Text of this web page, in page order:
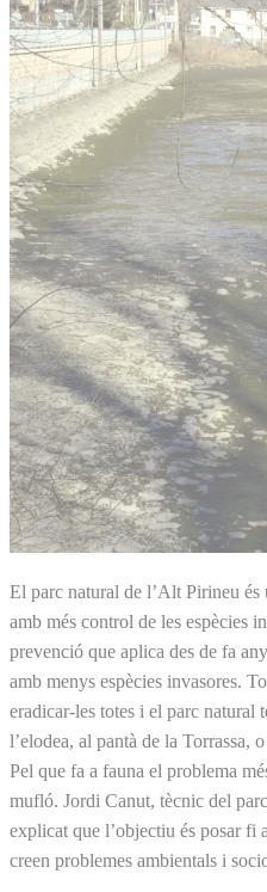
El parc natural de l’Alt Pirineu és
amb més control de les espècies
prevenció que aplica des de fa
amb menys espècies invasores.
eradicar-les totes i el parc natural
l’elodea, al pantà de la Torrassa,
Pel que fa a fauna el problema
mufló. Jordi Canut, tècnic del
explicat que l’objectiu és posar fi
creen problemes ambientals i